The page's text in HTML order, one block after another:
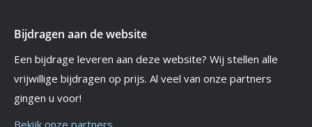
Bijdragen aan de website
Een bijdrage leveren aan deze website? Wij stellen alle
vrijwillige bijdragen op prijs. Al veel van onze partners
gingen u voor!
Bekijk onze partners